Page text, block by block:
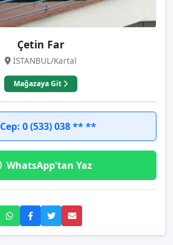
Çetin Far
İSTANBUL/Kartal
Mağazaya Git
Cep: 0 (533) 038 ** **
WhatsApp'tan Yaz